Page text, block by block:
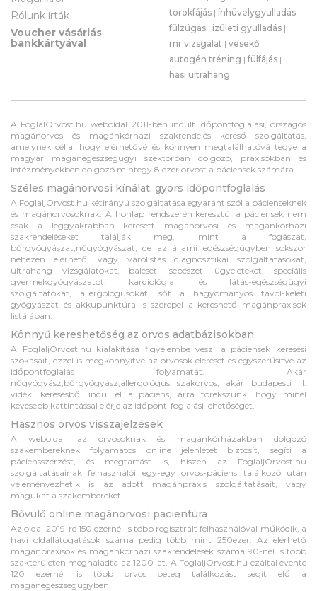
Rólunk írták
Voucher vásárlás
bankkártyával
torokfájás | ínhüvelygyulladás |
fülzúgás | izületi gyulladás |
mr vizsgálat | vesekő |
autogén tréning |fülfájás |
hasi ultrahang
A FoglalOrvost.hu weboldal 2011-ben indult időpontfoglalási, országos
magánorvos és magánkórházi szakrendelés kereső szolgáltatás,
amelynek célja, hogy elérhetővé és könnyen megtalálhatóvá tegye a
magyar magánegészségügyi szektorban dolgozó, praxisokban és
intézményekben dolgozó mintegy 8 ezer orvost a páciensek számára.
Széles magánorvosi kínálat, gyors időpontfoglalás
A FoglaljOrvost.hu kétirányú szolgáltatása egyaránt szól a pácienseknek
és magánorvosoknak. A honlap rendszerén keresztül a páciensek nem
csak a leggyakrabban keresett magánorvosi és magánkórházi
szakrendeléseket találják meg, mint a fogászat,
bőrgyógyászat,nőgyógyászat, de az állami egészségügyben sokszor
nehezen elérhető, vagy várólistás diagnosztikai szolgáltatásokat,
ultrahang vizsgálatokat, baleseti sebészeti ügyeleteket, speciális
gyermekgyógyászatot, kardiológiai és látás-egészségügyi
szolgáltatókat, allergológusokat, sőt a hagyományos távol-keleti
gyógyászat és akkupunktúra is szerepel a kereshető magánpraxisok
listájában.
Könnyű kereshetőség az orvos adatbázisokban
A FoglaljOrvost.hu kialakítása figyelembe veszi a páciensek keresési
szokásait, ezzel is megkönnyítve az orvosok elérését és egyszerűsítve az
időpontfoglalás folyamatát. Akár
nőgyógyász,bőrgyógyász,allergológus szakorvos, akár budapesti ill.
vidéki keresésből indul el a páciens, arra törekszünk, hogy minél
kevesebb kattintással elérje az időpont-foglalási lehetőséget.
Hasznos orvos visszajelzések
A weboldal az orvosoknak és magánkórházakban dolgozó
szakembereknek folyamatos online jelenlétet biztosít, segíti a
páciensszerzést, és megtartást is, hiszen az FoglaljOrvost.hu
szolgáltatásainak felhasználói egy-egy orvos-páciens találkozó után
véleményezhetik is az adott magánpraxis szolgáltatásait, vagy
magukat a szakembereket.
Bővülő online magánorvosi pacientúra
Az oldal 2019-re 150 ezernél is több regisztrált felhasználóval működik, a
havi oldallátogatások száma pedig több mint 250ezer. Az elérhető
magánpraxisok és magánkórházi szakrendelések száma 90-nél is több
szakterületen meghaladta az 1200-at. A FoglaljOrvost.hu ezáltal évente
120 ezernél is több orvos beteg találkozást segít elő a
magánegészségügyben.